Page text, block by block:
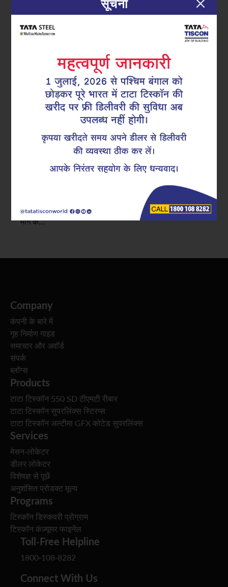
टाटा टिस्कॉन
मज़बूत कल की नींव: प्री-फैब्रिकेटेड
सुपरलिंक्स के प्रमुख लाभ
आज के निर्माण में, मजबूती के साथ-साथ सटीकता और तेज़ी भी
बहुत ज़रूरी है। इंजीनियर और कॉन्ट्रैक्टर, खासकर भारी लोड
आरसीसी निर्माण में सरिया बांधने के बजाय प्री-फैब्रिकेटेड सुपर-
लिंक्स को एक बेहतर, सुरक्षित और कुशल विकल्प के तौर पर अपना
रहे है। तेज़ी से काम पूरा करने और एक जैसी क्वालिटी की बढ़ती
मांग के…
Company
कंपनी के बारे में
गृह निर्माण गाइड
समाचार और अवॉर्ड
संपर्क
ब्लॉग्स
Products
टाटा टिस्कॉन 550 SD टीएमटी रीबार
टाटा टिस्कॉन सुपरलिंक्स स्टिरप्स
टाटा टिस्कॉन अल्टीमा GFX कोटेड सुपरलिंक्स
Services
मेसन-लोकेटर
डीलर लोकेटर
विशेषज्ञ से पूछें
अनुशंसित प्रोडक्ट मूल्य
Programs
टिस्कॉन डिस्कवरी प्रोग्राम
टिस्कॉन कंज़्यूमर फाइनेंल
Toll-Free Helpline
1800-108-8282
Connect With Us
सूचना